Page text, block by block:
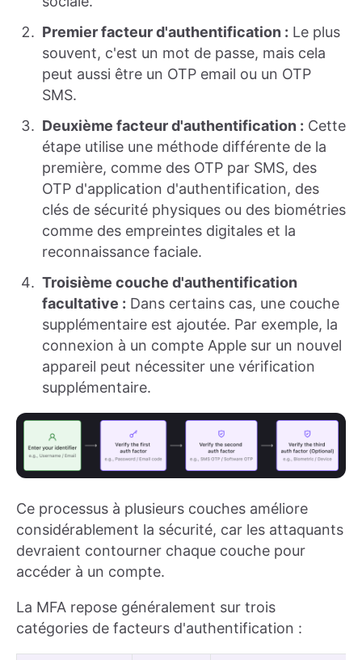
Premier facteur d'authentification : Le plus
souvent, c'est un mot de passe, mais cela
peut aussi être un OTP email ou un OTP
SMS.
Deuxième facteur d'authentification : Cette
étape utilise une méthode différente de la
première, comme des OTP par SMS, des
OTP d'application d'authentification, des
clés de sécurité physiques ou des biométries
comme des empreintes digitales et la
reconnaissance faciale.
Troisième couche d'authentification
facultative : Dans certains cas, une couche
supplémentaire est ajoutée. Par exemple, la
connexion à un compte Apple sur un nouvel
appareil peut nécessiter une vérification
supplémentaire.
Ce processus à plusieurs couches améliore
considérablement la sécurité, car les attaquants
devraient contourner chaque couche pour
accéder à un compte.
La MFA repose généralement sur trois
catégories de facteurs d'authentification :